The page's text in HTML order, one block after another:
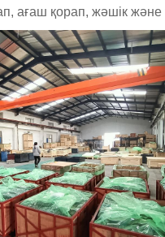
ағаш қорап, жәшік және